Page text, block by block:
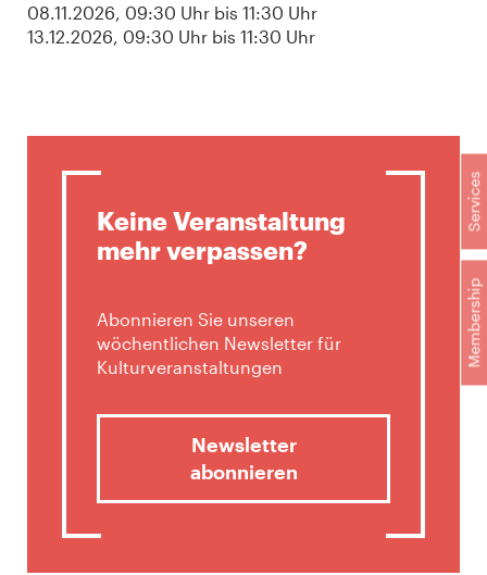
Membership
Services
08.11.2026, 09:30 Uhr bis 11:30 Uhr
13.12.2026, 09:30 Uhr bis 11:30 Uhr
Keine Veranstaltung
mehr verpassen?
Abonnieren Sie unseren
wöchentlichen Newsletter für
Kulturveranstaltungen
Newsletter
abonnieren